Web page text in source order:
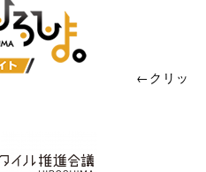
←クリッ